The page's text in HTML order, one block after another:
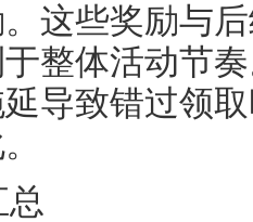
这些奖励与
整体活动节
导致错过领
总